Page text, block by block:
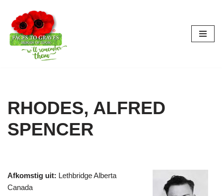
Ga
naar
RHODES, ALFRED
SPENCER
Afkomstig uit: Lethbridge Alberta
Canada